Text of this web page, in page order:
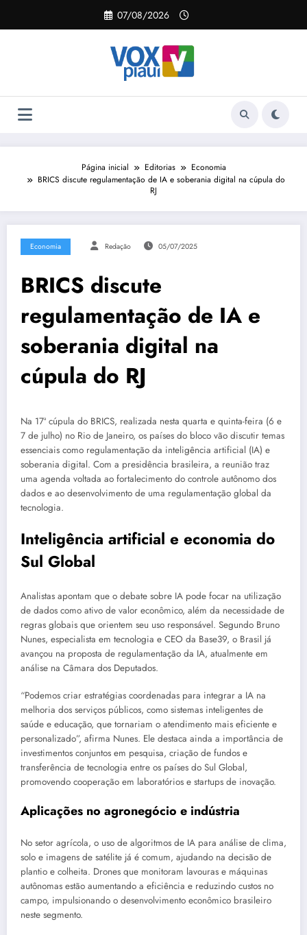
o
07/08/2026
Página inicial Editorias
Economia
BRICS discute regulamentação de IA e soberania digital na cúpula do
RJ
Economia Redação 05/07/2025
BRICS discute
regulamentação de IA e
soberania digital na
cúpula do RJ
Na 17ª cúpula do BRICS, realizada nesta quarta e quinta-feira (6 e
7 de julho) no Rio de Janeiro, os países do bloco vão discutir temas
essenciais como regulamentação da inteligência artificial (IA) e
soberania digital. Com a presidência brasileira, a reunião traz
uma agenda voltada ao fortalecimento do controle autônomo dos
dados e ao desenvolvimento de uma regulamentação global da
tecnologia.
Inteligência artificial e economia do
Sul Global
Analistas apontam que o debate sobre IA pode focar na utilização
de dados como ativo de valor econômico, além da necessidade de
regras globais que orientem seu uso responsável. Segundo Bruno
Nunes, especialista em tecnologia e CEO da Base39, o Brasil já
avançou na proposta de regulamentação da IA, atualmente em
análise na Câmara dos Deputados.
“Podemos criar estratégias coordenadas para integrar a IA na
melhoria dos serviços públicos, como sistemas inteligentes de
saúde e educação, que tornariam o atendimento mais eficiente e
personalizado”, afirma Nunes. Ele destaca ainda a importância de
investimentos conjuntos em pesquisa, criação de fundos e
transferência de tecnologia entre os países do Sul Global,
promovendo cooperação em laboratórios e startups de inovação.
Aplicações no agronegócio e indústria
No setor agrícola, o uso de algoritmos de IA para análise de clima,
solo e imagens de satélite já é comum, ajudando na decisão de
plantio e colheita. Drones que monitoram lavouras e máquinas
autônomas estão aumentando a eficiência e reduzindo custos no
campo, impulsionando o desenvolvimento econômico brasileiro
neste segmento.